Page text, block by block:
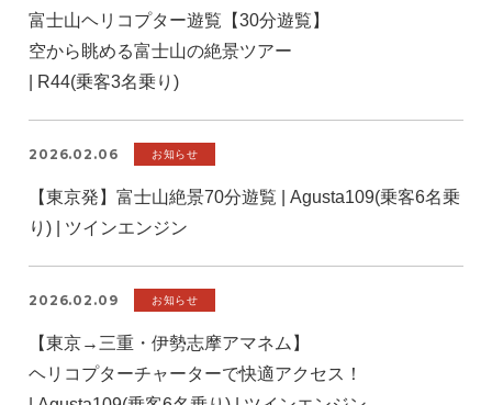
富士山ヘリコプター遊覧【30分遊覧】
空から眺める富士山の絶景ツアー
| R44(乗客3名乗り)
2026.02.06 お知らせ
【東京発】富士山絶景70分遊覧 | Agusta109(乗客6名乗
り) | ツインエンジン
2026.02.09 お知らせ
【東京→三重・伊勢志摩アマネム】
ヘリコプターチャーターで快適アクセス！